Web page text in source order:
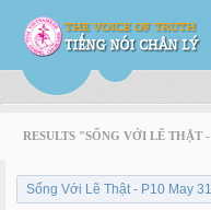
RESULTS "SỐNG VỚI LẼ THẬT
Sống Với Lẽ Thật - P10 May